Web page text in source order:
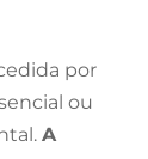
por
ou
A